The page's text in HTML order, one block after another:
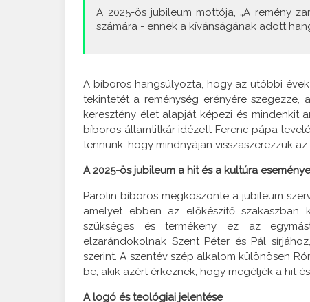
A 2025-ös jubileum mottója, „A remény
számára - ennek a kívánságának adott
A bíboros hangsúlyozta, hogy az utóbbi
tekintetét a reménység erényére
keresztény élet alapját képezi és mindenkit
bíboros államtitkár idézett Ferenc pápa
tennünk, hogy mindnyájan visszaszerezzük
A 2025-ös jubileum a hit és a kultúra eseménye
Parolin bíboros megköszönte a jubileum
amelyet ebben az előkészítő szakaszban
szükséges és termékeny ez az
elzarándokolnak Szent Péter és Pál
szerint. A szentév szép alkalom különösen
be, akik azért érkeznek, hogy megéljék a hit
A logó és teológiai jelentése